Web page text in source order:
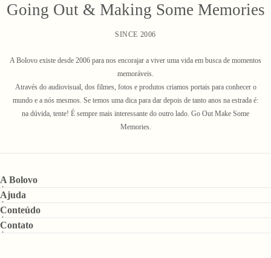
Going Out & Making Some Memories
SINCE 2006
A Bolovo existe desde 2006 para nos encorajar a viver uma vida em busca de momentos
memoráveis.
Através do audiovisual, dos filmes, fotos e produtos criamos portais para conhecer o
mundo e a nós mesmos. Se temos uma dica para dar depois de tanto anos na estrada é:
na dúvida, tente! É sempre mais interessante do outro lado. Go Out Make Some
Memories.
A Bolovo
Ajuda
Conteúdo
Contato